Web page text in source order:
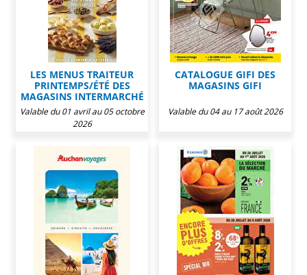
LES MENUS TRAITEUR
PRINTEMPS/ÉTÉ DES
MAGASINS INTERMARCHÉ
Valable du 01 avril au 05 octobre
2026
CATALOGUE GIFI DES
MAGASINS GIFI
Valable du 04 au 17 août 2026